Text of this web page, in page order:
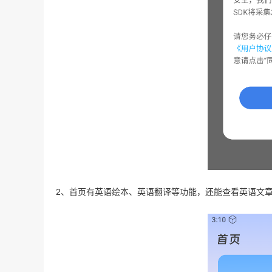
2、首页有英语绘本、英语翻译等功能，还能查看英语文